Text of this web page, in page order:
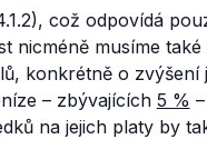
což odpovídá
nicméně musíme také
konkrétně o zvýšení
– zbývajících 5 % –
na jejich platy by